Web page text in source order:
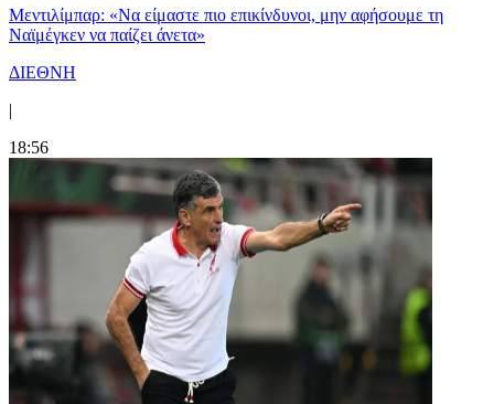
Μεντιλίμπαρ: «Να είμαστε πιο επικίνδυνοι, μην αφήσουμε τη
Ναϊμέγκεν να παίζει άνετα»
ΔΙΕΘΝΗ
|
18:56